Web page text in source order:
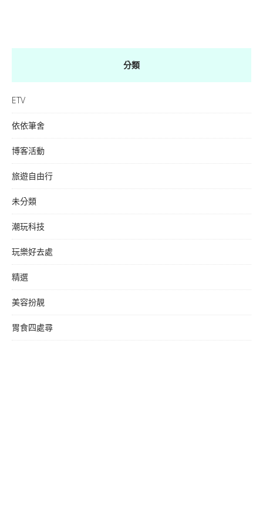
分類
ETV
依依筆舍
博客活動
旅遊自由行
未分類
潮玩科技
玩樂好去處
精選
美容扮靚
胃食四處尋